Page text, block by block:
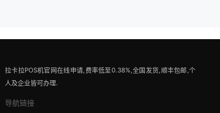
拉卡拉POS机官网在线申请,费率低至0.38%,全国发货,顺丰包邮,个
人及企业皆可办理.
导航链接